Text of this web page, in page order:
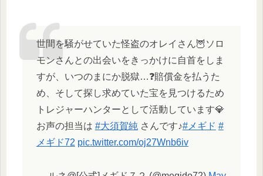
世間を騒がせていた怪盗のオレイさん🦉ソロ
モンさんとの出会いをきっかけに自首をしま
すが、いつのまにか脱獄…❓賠償金を払うた
め、そして探し求めていた宝を見つけるため
トレジャーハンターとして活動しています💎
お声の担当は #大須賀純さんです♪#メギド #
メギド72 pic.twitter.com/oj27Wnb6iv